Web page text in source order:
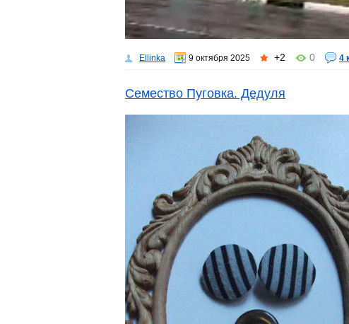
Ellinka 9 октября 2025 +2 0 4
Семество Пуговка. Дедуля